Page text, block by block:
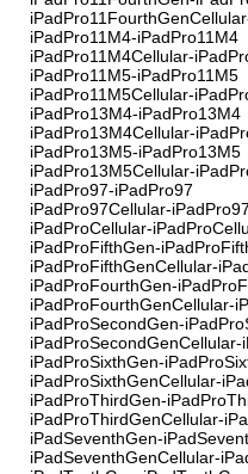
iPadPro11M4-iPadPro11M4
iPadPro11M4Cellular-
iPadPro11M5-iPadPro11M5
iPadPro11M5Cellular-
iPadPro13M4-iPadPro13M4
iPadPro13M4Cellular-
iPadPro13M5-iPadPro13M5
iPadPro13M5Cellular-
iPadPro97-iPadPro97
iPadPro97Cellular-
iPadProCellular-
iPadProFifthGen-
iPadProFifthGenCellular-
iPadProFourthGen-
iPadProFourthGenCellular-
iPadProSecondGen-
iPadProSixthGen-
iPadProSixthGenCellular-
iPadProThirdGen-
iPadProThirdGenCellular-
iPadSeventhGen-
iPadSeventhGenCellular-